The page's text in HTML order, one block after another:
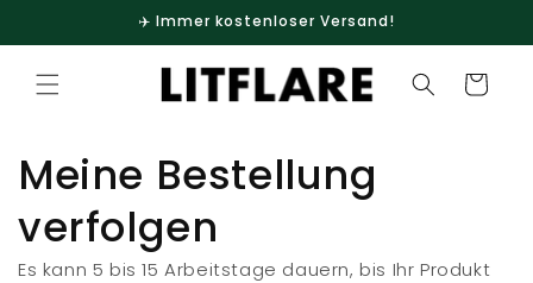
Inhalt
✈️ Immer kostenloser Versand!
Warenkorb
Meine Bestellung
verfolgen
Es kann 5 bis 15 Arbeitstage dauern, bis Ihr Produkt